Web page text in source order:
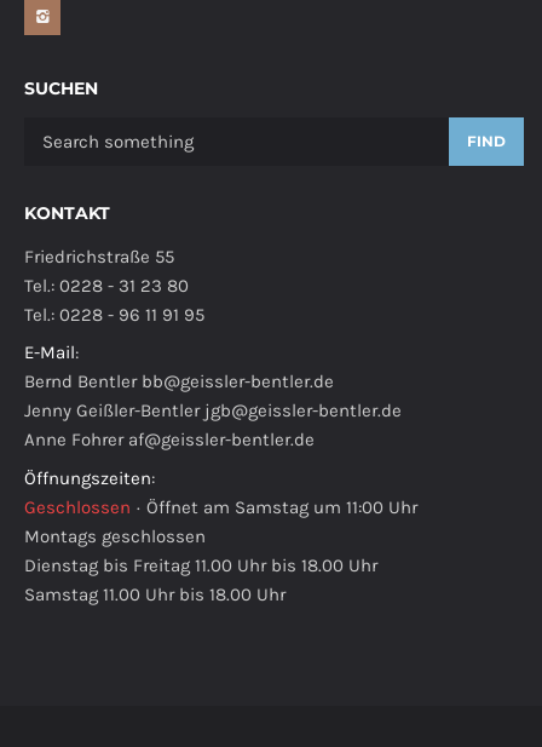
SUCHEN
FIND
KONTAKT
Friedrichstraße 55
Tel.: 0228 - 31 23 80
Tel.: 0228 - 96 11 91 95
E-Mail:
Bernd Bentler bb@geissler-bentler.de
Jenny Geißler-Bentler jgb@geissler-bentler.de
Anne Fohrer af@geissler-bentler.de
Öffnungszeiten:
Geschlossen · Öffnet am Samstag um 11:00 Uhr
Montags geschlossen
Dienstag bis Freitag 11.00 Uhr bis 18.00 Uhr
Samstag 11.00 Uhr bis 18.00 Uhr